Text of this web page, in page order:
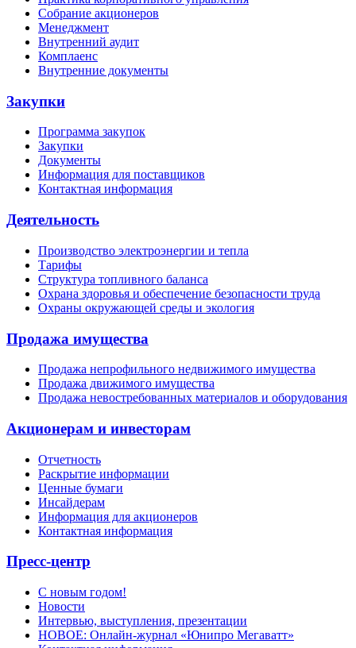
Собрание акционеров
Менеджмент
Внутренний аудит
Комплаенс
Внутренние документы
Закупки
Программа закупок
Закупки
Документы
Информация для поставщиков
Контактная информация
Деятельность
Производство электроэнергии и тепла
Тарифы
Структура топливного баланса
Охрана здоровья и обеспечение безопасности труда
Охраны окружающей среды и экология
Продажа имущества
Продажа непрофильного недвижимого имущества
Продажа движимого имущества
Продажа невостребованных материалов и оборудования
Акционерам и инвесторам
Отчетность
Раскрытие информации
Ценные бумаги
Инсайдерам
Информация для акционеров
Контактная информация
Пресс-центр
С новым годом!
Новости
Интервью, выступления, презентации
НОВОЕ: Онлайн-журнал «Юнипро Мегаватт»